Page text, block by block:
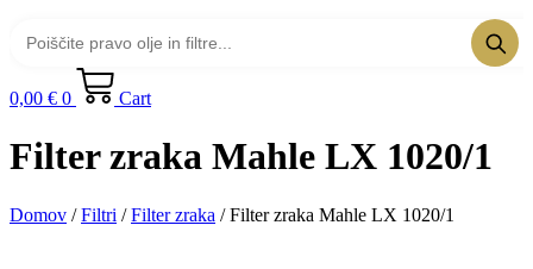
0,00 € 0 Cart
Filter zraka Mahle LX 1020/1
Domov /Filtri /Filter zraka / Filter zraka Mahle LX 1020/1